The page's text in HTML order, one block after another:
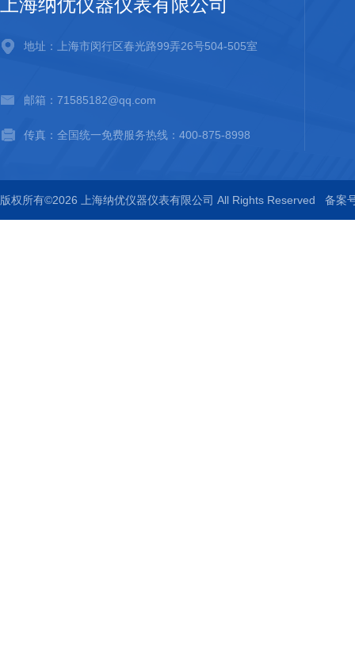
上海纳优仪器仪表有限公司
地址：上海市闵行区春光路99弄26号504-505室
邮箱：71585182@qq.com
传真：全国统一免费服务热线：400-875-8998
版权所有©2026 上海纳优仪器仪表有限公司 All Rights Reserved 备案